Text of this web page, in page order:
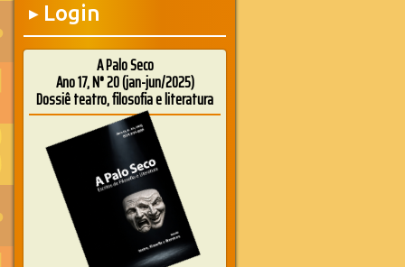
▶ Login
A Palo Seco
Ano 17, N° 20 (jan-jun/2025)
Dossiê teatro, filosofia e literatura